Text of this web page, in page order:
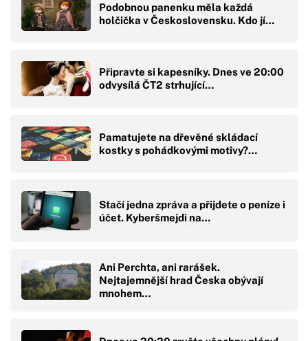
Podobnou panenku měla každá
holčička v Československu. Kdo jí…
Připravte si kapesníky. Dnes ve 20:00
odvysílá ČT2 strhující…
Pamatujete na dřevěné skládací
kostky s pohádkovými motivy?…
Stačí jedna zpráva a přijdete o peníze i
účet. Kyberšmejdi na…
Ani Perchta, ani rarášek.
Nejtajemnější hrad Česka obývají
mnohem…